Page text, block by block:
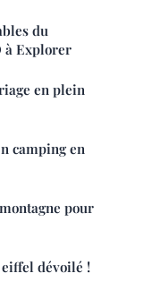
du
à Explorer
en plein
camping en
pour
dévoilé !